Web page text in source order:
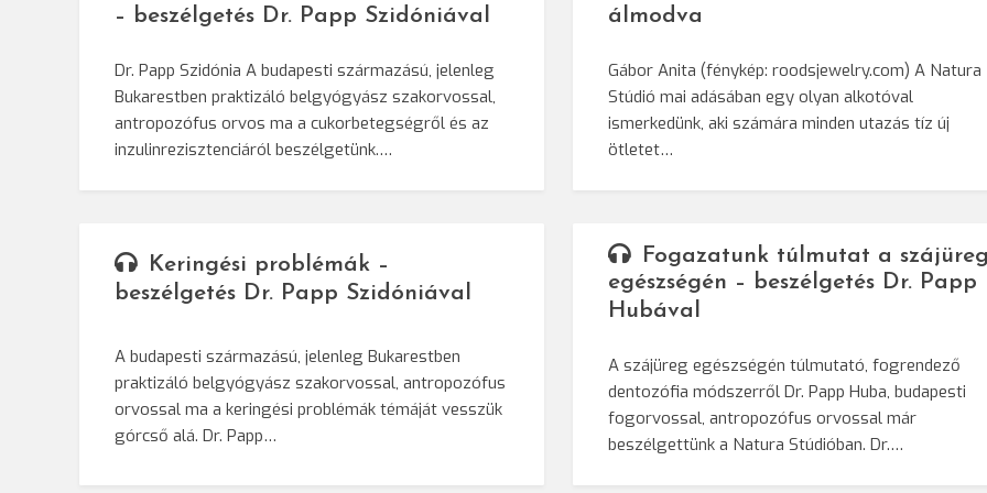
– beszélgetés Dr. Papp Szidóniával
Dr. Papp Szidónia A budapesti származású, jelenleg
Bukarestben praktizáló belgyógyász szakorvossal,
antropozófus orvos ma a cukorbetegségről és az
inzulinrezisztenciáról beszélgetünk.…
álmodva
Gábor Anita (fénykép: roodsjewelry.com) A Natura
Stúdió mai adásában egy olyan alkotóval
ismerkedünk, aki számára minden utazás tíz új
ötletet…
Keringési problémák –
beszélgetés Dr. Papp Szidóniával
A budapesti származású, jelenleg Bukarestben
praktizáló belgyógyász szakorvossal, antropozófus
orvossal ma a keringési problémák témáját vesszük
górcső alá. Dr. Papp…
Fogazatunk túlmutat a
egészségén – beszélgetés Dr. Papp
Hubával
A szájüreg egészségén túlmutató, fogrendező
dentozófia módszerről Dr. Papp Huba, budapesti
fogorvossal, antropozófus orvossal már
beszélgettünk a Natura Stúdióban. Dr.…